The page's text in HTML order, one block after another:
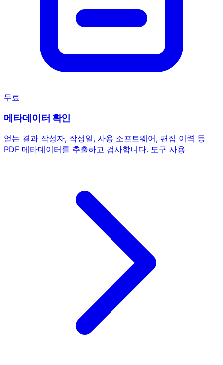
무료
메타데이터 확인
얻는 결과 작성자, 작성일, 사용 소프트웨어, 편집 이력 등
PDF 메타데이터를 추출하고 검사합니다. 도구 사용